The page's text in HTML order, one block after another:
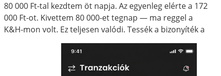
80 000 Ft-tal kezdtem öt napja. Az egyenleg elérte a 172
000 Ft-ot. Kivettem 80 000-et tegnap — ma reggel a
K&H-mon volt. Ez teljesen valódi. Tessék a bizonyíték a